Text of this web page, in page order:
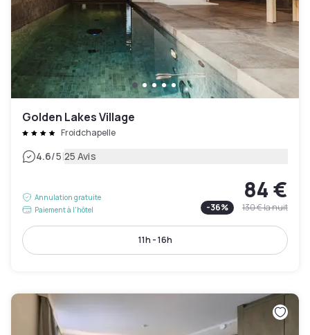
Golden Lakes Village
Froidchapelle
4.6/5|25 Avis
Annulation gratuite
Paiement à l'hôtel
84 €
-36% 130 €la nuit
11h - 16h